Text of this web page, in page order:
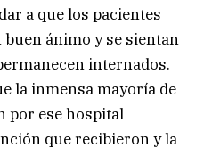
a que los pacientes
ánimo y se sientan
internados.
la inmensa mayoría de
por ese hospital
que recibieron y la